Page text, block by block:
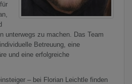
unterwegs zu machen. Das Team
Betreuung, eine
und eine erfolgreiche
– bei Florian Leichtle finden